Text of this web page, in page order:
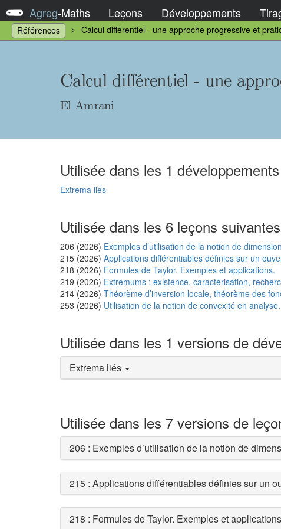
Agreg-Maths Leçons Développements
Références Calcul différentiel - une approche progressive et
Calcul différentiel - une
El Amrani
Utilisée dans les 1
Extrema liés
Utilisée dans les 6 leçons
206 (2026) Exemples d’utilisation de la notion de
215 (2026) Applications différentiables définies sur un
218 (2026) Formules de Taylor. Exemples et applications.
219 (2026) Extremums : existence, caractérisation,
214 (2026) Théorème d’inversion locale, théorème des
253 (2026) Utilisation de la notion de convexité en analyse.
Utilisée dans les 1 versions de
Extrema liés
Utilisée dans les 7 versions de
206 : Exemples d’utilisation de la notion de
215 : Applications différentiables définies sur un
218 : Formules de Taylor. Exemples et